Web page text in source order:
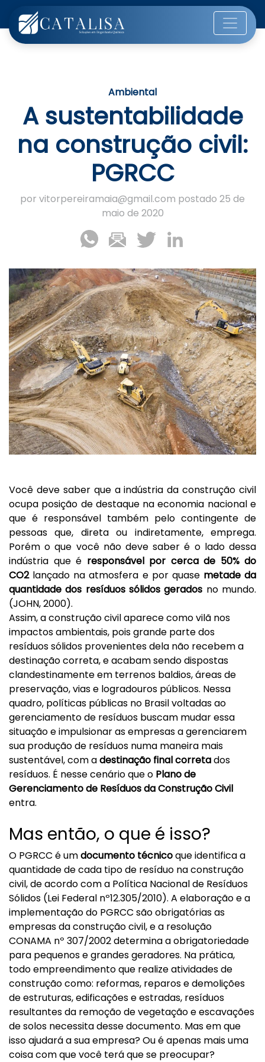
Ambiental
A sustentabilidade
na construção civil:
PGRCC
por vitorpereiramaia@gmail.com postado 25 de
maio de 2020
Você deve saber que a indústria da construção civil
ocupa posição de destaque na economia nacional e
que é responsável também pelo contingente de
pessoas que, direta ou indiretamente, emprega.
Porém o que você não deve saber é o lado dessa
indústria que é responsável por cerca de 50% do
CO2 lançado na atmosfera e por quase metade da
quantidade dos resíduos sólidos gerados no mundo.
(JOHN, 2000).
Assim, a construção civil aparece como vilã nos
impactos ambientais, pois grande parte dos
resíduos sólidos provenientes dela não recebem a
destinação correta, e acabam sendo dispostas
clandestinamente em terrenos baldios, áreas de
preservação, vias e logradouros públicos. Nessa
quadro, políticas públicas no Brasil voltadas ao
gerenciamento de resíduos buscam mudar essa
situação e impulsionar as empresas a gerenciarem
sua produção de resíduos numa maneira mais
sustentável, com adestinação final corretados
resíduos. É nesse cenário que o Plano de
Gerenciamento de Resíduos da Construção Civil
entra.
Mas então, o que é isso?
O PGRCC é umdocumento técnicoque identifica a
quantidade de cada tipo de resíduo na construção
civil, de acordo com a Política Nacional de Resíduos
Sólidos (Lei Federal nº12.305/2010). A elaboração e a
implementação do PGRCC são obrigatórias as
empresas da construção civil, e a resolução
CONAMA nº 307/2002 determina a obrigatoriedade
para pequenos e grandes geradores. Na prática,
todo empreendimento que realize atividades de
construção como: reformas, reparos e demolições
de estruturas, edificações e estradas, resíduos
resultantes da remoção de vegetação e escavações
de solos necessita desse documento. Mas em que
isso ajudará a sua empresa? Ou é apenas mais uma
coisa com que você terá que se preocupar?